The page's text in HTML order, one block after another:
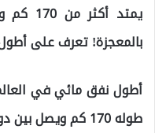
يمتد
بالمعجزة! تعرف على
أطول نفق مائي في
طوله 170 كم